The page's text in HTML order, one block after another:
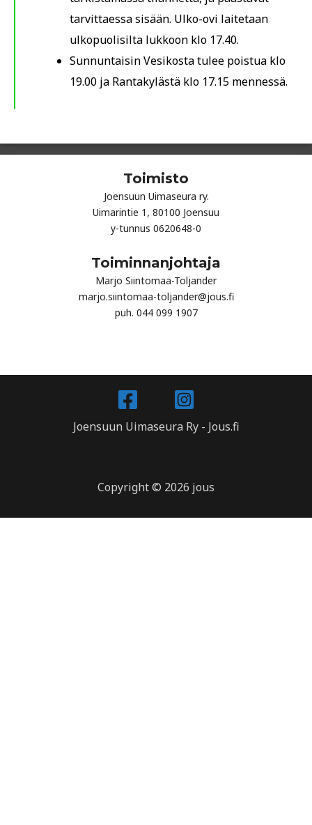
tarvittaessa sisään. Ulko-ovi laitetaan
ulkopuolisilta lukkoon klo 17.40.
Sunnuntaisin Vesikosta tulee poistua klo
19.00 ja Rantakylästä klo 17.15 mennessä.
Toimisto
Joensuun Uimaseura ry.
Uimarintie 1, 80100 Joensuu
y-tunnus 0620648-0
Toiminnanjohtaja
Marjo Siintomaa-Toljander
marjo.siintomaa-toljander@jous.fi
puh. 044 099 1907
Joensuun Uimaseura Ry - Jous.fi
Copyright © 2026 jous